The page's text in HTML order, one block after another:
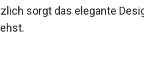
sorgt das